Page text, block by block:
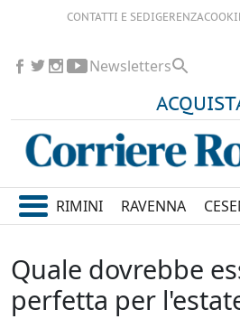
CONTATTI E SEDIGERENZA
Newsletters
RIMINI RAVENNA
Quale dovrebbe
perfetta per